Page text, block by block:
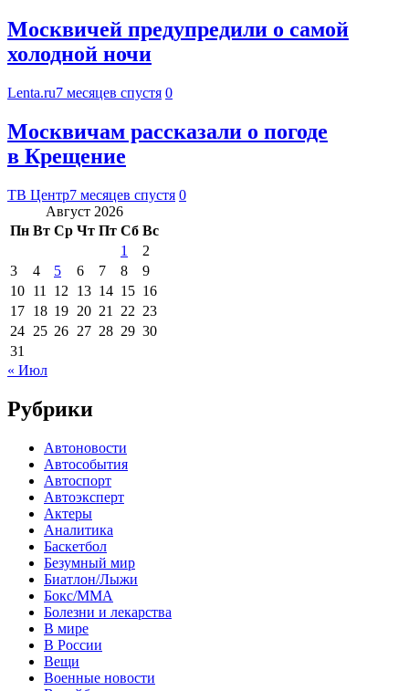
Москвичей предупредили о самой
холодной ночи
Lenta.ru7 месяцев спустя 0
Москвичам рассказали о погоде
в Крещение
ТВ Центр7 месяцев спустя 0
Август 2026
Пн Вт Ср Чт Пт Сб Вс
1
2
3
4 5 6 7 8
9
10 11 12 13 14 15 16
17 18 19 20 21 22 23
24 25 26 27 28 29 30
31
« Июл
Рубрики
Автоновости
Автособытия
Автоспорт
Автоэксперт
Актеры
Аналитика
Баскетбол
Безумный мир
Биатлон/Лыжи
Бокс/MMA
Болезни и лекарства
В мире
В России
Вещи
Военные новости